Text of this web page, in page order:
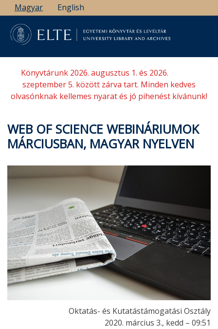
Ugrás
a
tartalomra
Magyar English
Könyvtárunk 2026. augusztus 1. és 2026.
szeptember 5. között zárva tart. Minden kedves
olvasónknak kellemes nyarat és jó pihenést kívánunk!
WEB OF SCIENCE WEBINÁRIUMOK
MÁRCIUSBAN, MAGYAR NYELVEN
Oktatás- és Kutatástámogatási Osztály
2020. március 3., kedd – 09:51